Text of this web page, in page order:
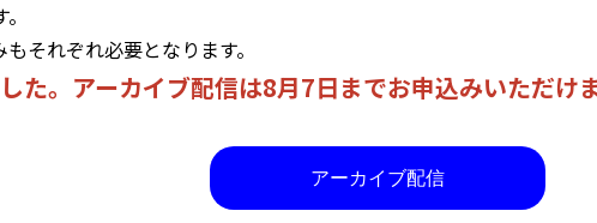
それぞれ必要となります。
た。 アーカイブ配信は8月7日までお申込みいただけま
アーカイブ配信